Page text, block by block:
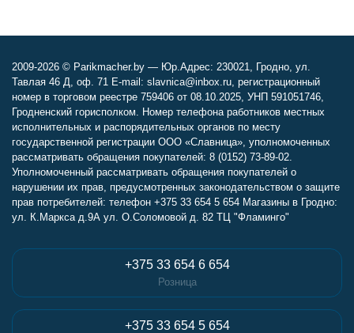
2009-2026 © Parikmacher.by — Юр.Адрес: 230021, Гродно, ул.
Тавлая 46 Д, оф. 71 E-mail: slavnica@inbox.ru, регистрационный
номер в торговом реестре 759406 от 08.10.2025, УНП 591051746,
Гродненский горисполком. Номер телефона работников местных
исполнительных и распорядительных органов по месту
государственной регистрации ООО «Славница», уполномоченных
рассматривать обращения покупателей: 8 (0152) 73-89-02.
Уполномоченный рассматривать обращения покупателей о
нарушении их прав, предусмотренных законодательством о защите
прав потребителей: телефон +375 33 654 5 654 Магазины в Гродно:
ул. К.Маркса д.9А ул. О.Соломовой д. 82 ТЦ "Фламинго"
+375 33 654 6 654
Розница
+375 33 654 5 654